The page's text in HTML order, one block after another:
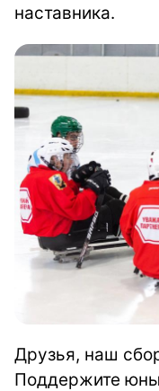
наставника.
Друзья, наш
Поддержите